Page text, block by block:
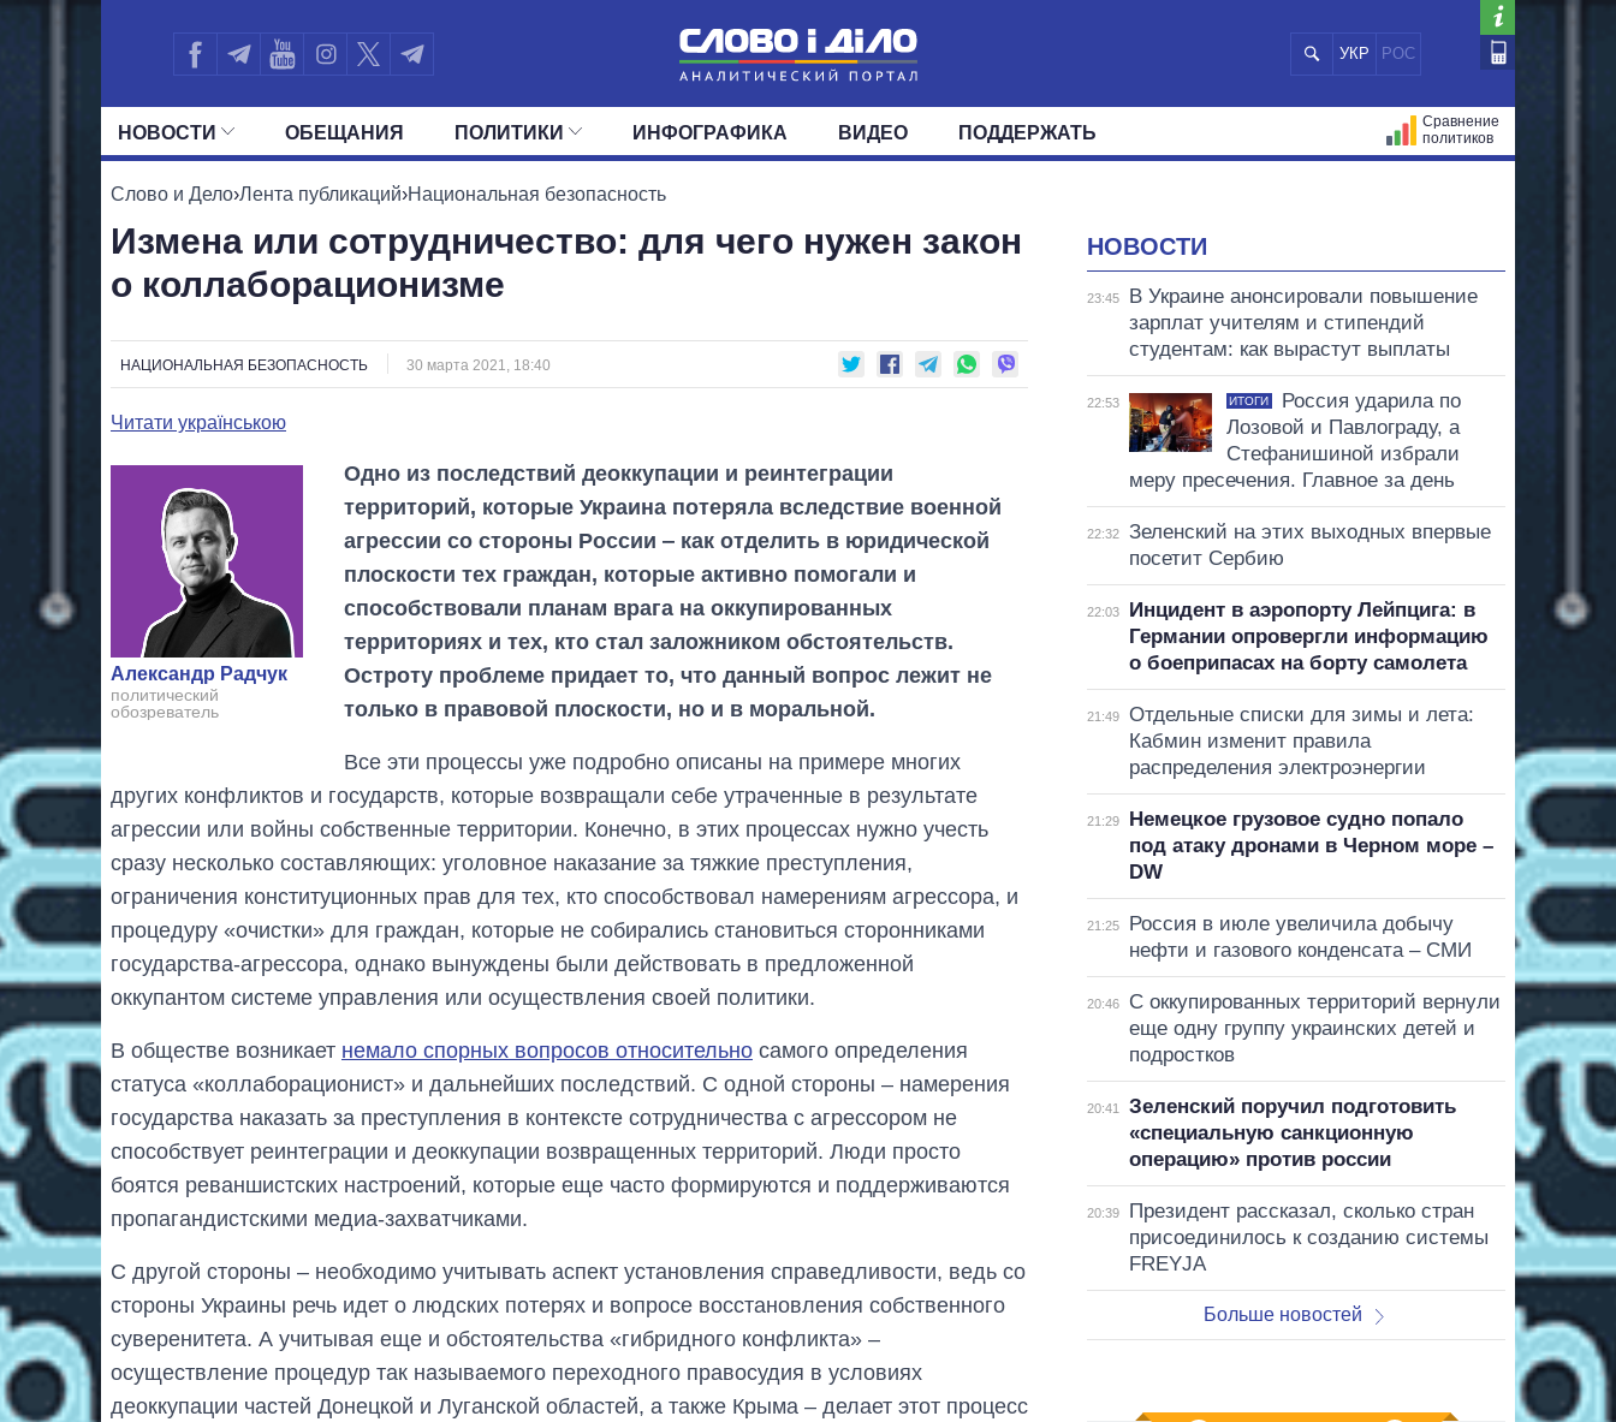
УКР РОС
НОВОСТИ
ЛЕНТА СОБЫТИЯ
ПОЛИТИКА ЭКОНОМИКА ОБЩЕСТВО МИР
ОБЕЩАНИЯ ПОЛИТИКИ
ВСЕ ПОЛИТИКИ ПРЕЗИДЕНТ И ОФИС ВЕРХОВНАЯ РАДА
ДЕПУТАТЫ КОМИТЕТЫ ФРАКЦИИ ОКРУГА
ИНФОГРАФИКА ВИДЕО ПОДДЕРЖАТЬ
Сравнение
политиков
Слово и Дело›Лента публикаций›Национальная безопасность
Измена или сотрудничество: для чего нужен закон
о коллаборационизме
НАЦИОНАЛЬНАЯ БЕЗОПАСНОСТЬ 30 марта 2021, 18:40
Читати українською
Александр Радчук
политический
обозреватель
Одно из последствий деоккупации и реинтеграции
территорий, которые Украина потеряла вследствие военной
агрессии со стороны России ‒ как отделить в юридической
плоскости тех граждан, которые активно помогали и
способствовали планам врага на оккупированных
территориях и тех, кто стал заложником обстоятельств.
Остроту проблеме придает то, что данный вопрос лежит не
только в правовой плоскости, но и в моральной.
Все эти процессы уже подробно описаны на примере многих
других конфликтов и государств, которые возвращали себе утраченные в результате
агрессии или войны собственные территории. Конечно, в этих процессах нужно учесть
сразу несколько составляющих: уголовное наказание за тяжкие преступления,
ограничения конституционных прав для тех, кто способствовал намерениям агрессора, и
процедуру «очистки» для граждан, которые не собирались становиться сторонниками
государства-агрессора, однако вынуждены были действовать в предложенной
оккупантом системе управления или осуществления своей политики.
В обществе возникает немало спорных вопросов относительно самого определения
статуса «коллаборационист» и дальнейших последствий. С одной стороны ‒ намерения
государства наказать за преступления в контексте сотрудничества с агрессором не
способствует реинтеграции и деоккупации возвращенных территорий. Люди просто
боятся реваншистских настроений, которые еще часто формируются и поддерживаются
пропагандистскими медиа-захватчиками.
С другой стороны – необходимо учитывать аспект установления справедливости, ведь со
стороны Украины речь идет о людских потерях и вопросе восстановления собственного
суверенитета. А учитывая еще и обстоятельства «гибридного конфликта» ‒
осуществление процедур так называемого переходного правосудия в условиях
деоккупации частей Донецкой и Луганской областей, а также Крыма ‒ делает этот процесс
НОВОСТИ
23:45
В Украине анонсировали повышение
зарплат учителям и стипендий
студентам: как вырастут выплаты
22:53 ИТОГИ
Россия ударила по
Лозовой и Павлограду, а
Стефанишиной избрали
меру пресечения. Главное за день
22:32
Зеленский на этих выходных впервые
посетит Сербию
22:03
Инцидент в аэропорту Лейпцига: в
Германии опровергли информацию
о боеприпасах на борту самолета
21:49
Отдельные списки для зимы и лета:
Кабмин изменит правила
распределения электроэнергии
21:29
Немецкое грузовое судно попало
под атаку дронами в Черном море –
DW
21:25
Россия в июле увеличила добычу
нефти и газового конденсата – СМИ
20:46
С оккупированных территорий вернули
еще одну группу украинских детей и
подростков
20:41
Зеленский поручил подготовить
«специальную санкционную
операцию» против россии
20:39
Президент рассказал, сколько стран
присоединилось к созданию системы
FREYJA
Больше новостей